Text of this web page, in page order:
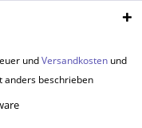
undVersandkostenund
anders beschrieben